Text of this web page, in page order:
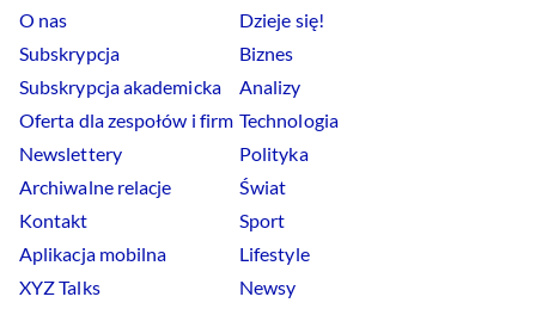
O nas
Subskrypcja
Subskrypcja akademicka
Oferta dla zespołów i firm
Newslettery
Archiwalne relacje
Kontakt
Aplikacja mobilna
XYZ Talks
Dzieje się!
Biznes
Analizy
Technologia
Polityka
Świat
Sport
Lifestyle
Newsy